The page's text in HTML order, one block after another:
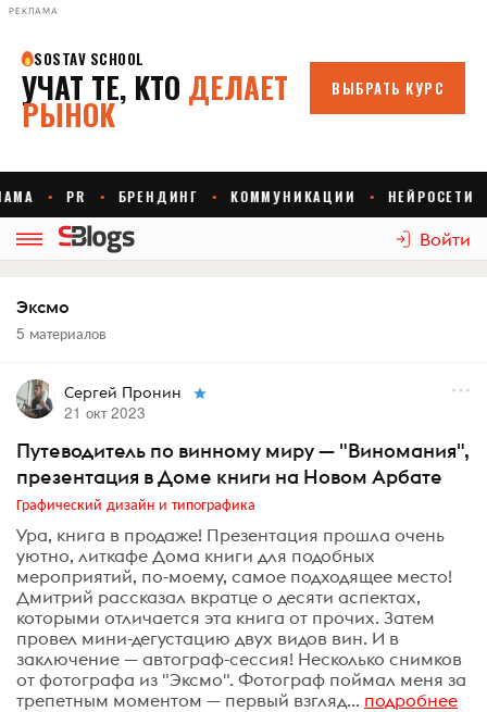
РЕКЛАМА
Войти
Эксмо
5 материалов
Сергей Пронин
21 окт 2023
Путеводитель по винному миру — "Виномания",
презентация в Доме книги на Новом Арбате
Графический дизайн и типографика
Ура, книга в продаже! Презентация прошла очень
уютно, литкафе Дома книги для подобных
мероприятий, по-моему, самое подходящее место!
Дмитрий рассказал вкратце о десяти аспектах,
которыми отличается эта книга от прочих. Затем
провел мини-дегустацию двух видов вин. И в
заключение — автограф-сессия! Несколько снимков
от фотографа из "Эксмо". Фотограф поймал меня за
трепетным моментом — первый взгляд... подробнее